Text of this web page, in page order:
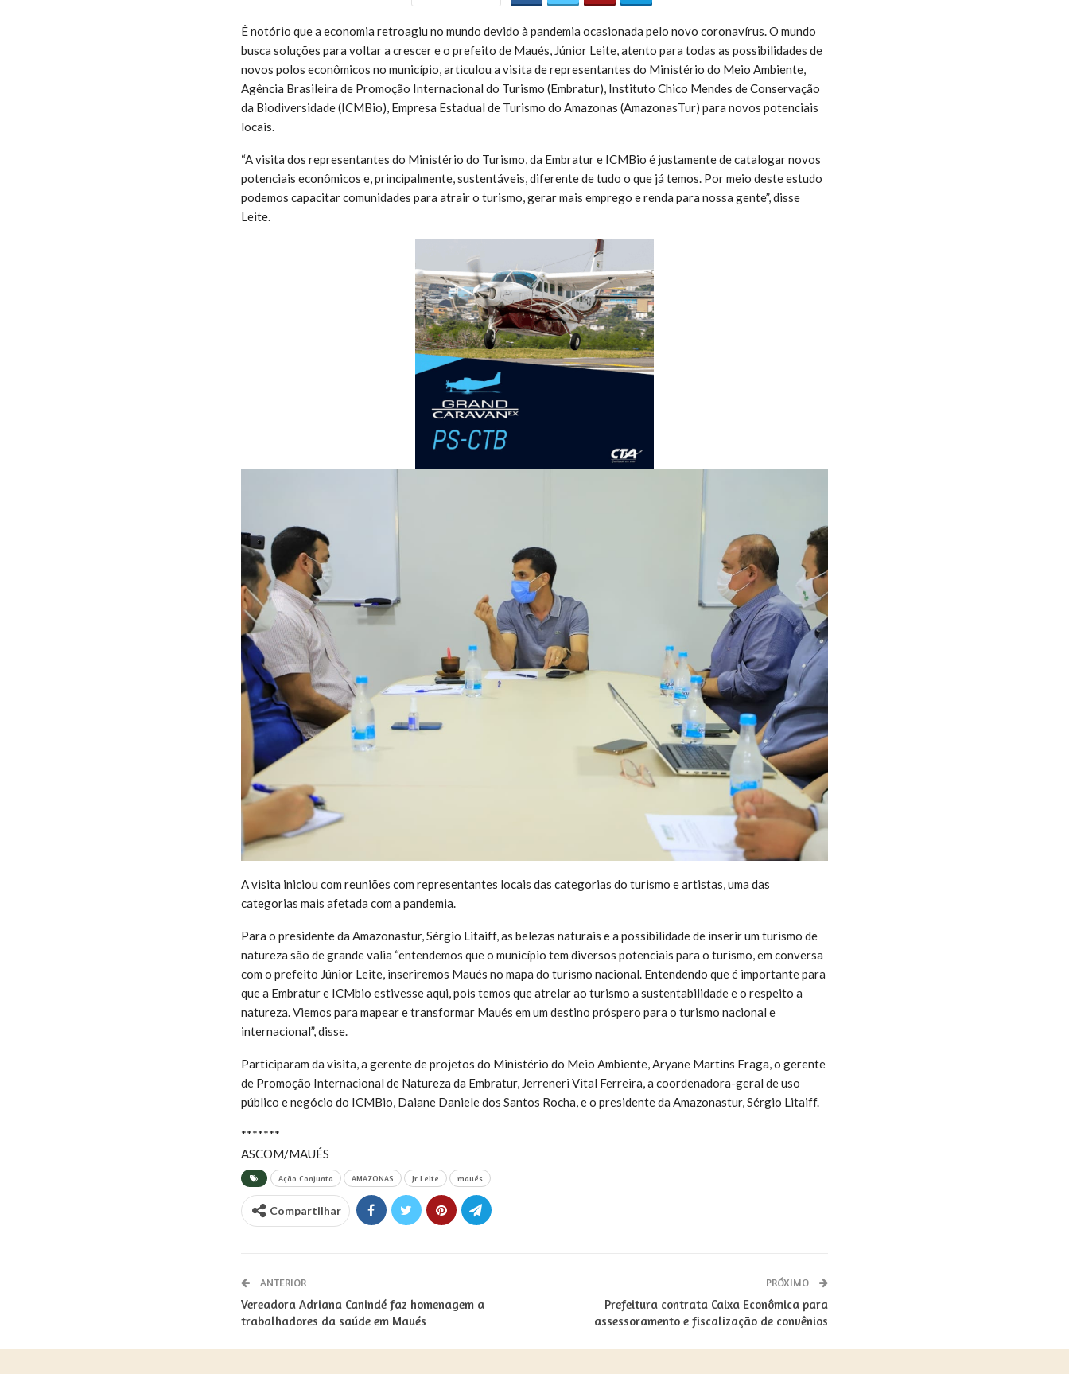
É notório que a economia retroagiu no mundo devido à pandemia ocasionada pelo novo coronavírus. O mundo
busca soluções para voltar a crescer e o prefeito de Maués, Júnior Leite, atento para todas as possibilidades de
novos polos econômicos no município, articulou a visita de representantes do Ministério do Meio Ambiente,
Agência Brasileira de Promoção Internacional do Turismo (Embratur), Instituto Chico Mendes de Conservação
da Biodiversidade (ICMBio), Empresa Estadual de Turismo do Amazonas (AmazonasTur) para novos potenciais
locais.
“A visita dos representantes do Ministério do Turismo, da Embratur e ICMBio é justamente de catalogar novos
potenciais econômicos e, principalmente, sustentáveis, diferente de tudo o que já temos. Por meio deste estudo
podemos capacitar comunidades para atrair o turismo, gerar mais emprego e renda para nossa gente”, disse
Leite.
A visita iniciou com reuniões com representantes locais das categorias do turismo e artistas, uma das
categorias mais afetada com a pandemia.
Para o presidente da Amazonastur, Sérgio Litaiff, as belezas naturais e a possibilidade de inserir um turismo de
natureza são de grande valia “entendemos que o município tem diversos potenciais para o turismo, em conversa
com o prefeito Júnior Leite, inseriremos Maués no mapa do turismo nacional. Entendendo que é importante para
que a Embratur e ICMbio estivesse aqui, pois temos que atrelar ao turismo a sustentabilidade e o respeito a
natureza. Viemos para mapear e transformar Maués em um destino próspero para o turismo nacional e
internacional”, disse.
Participaram da visita, a gerente de projetos do Ministério do Meio Ambiente, Aryane Martins Fraga, o gerente
de Promoção Internacional de Natureza da Embratur, Jerreneri Vital Ferreira, a coordenadora-geral de uso
público e negócio do ICMBio, Daiane Daniele dos Santos Rocha, e o presidente da Amazonastur, Sérgio Litaiff.
*******
ASCOM/MAUÉS
Ação Conjunta AMAZONAS Jr Leite maués
Compartilhar
ANTERIOR
Vereadora Adriana Canindé faz homenagem a
trabalhadores da saúde em Maués
PRÓXIMO
Prefeitura contrata Caixa Econômica para
assessoramento e fiscalização de convênios